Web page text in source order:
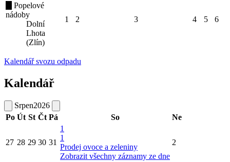
Popelové
nádoby
Dolní
Lhota
(Zlín)
1 2 3 4 5 6
Kalendář svozu odpadu
Kalendář
Srpen2026
Po Út St Čt Pá So Ne
27 28 29 30 31
1
1
Prodej ovoce a zeleniny
Zobrazit všechny záznamy ze dne
2